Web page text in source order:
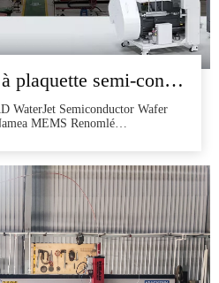
Solution de coupe à plaquette semi-conductrice à jet de tête
WaterJet Semiconductor Wafer
MEMS Renomlé
MEMS spécialisés dans la
Research Research Research